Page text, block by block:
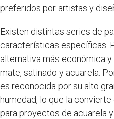
preferidos por artistas y
Existen distintas series de
características específicas.
alternativa más económica
mate, satinado y acuarela.
es reconocida por su alto
humedad, lo que la
para proyectos de acuarela y